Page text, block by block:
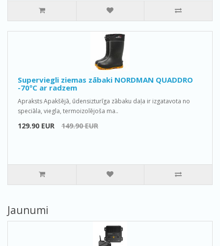
Superviegli ziemas zābaki NORDMAN QUADDRO
-70ºС ar radzem
Apraksts Apakšējā, ūdensizturīga zābaku daļa ir izgatavota no
speciāla, viegla, termoizolējoša ma..
129.90 EUR 149.90 EUR
Jaunumi